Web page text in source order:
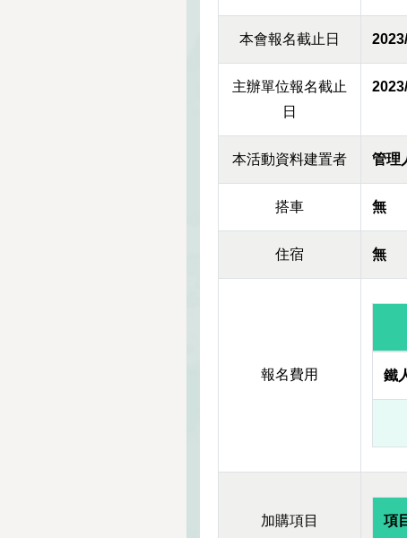
本會報名截止日
主辦單位報名截止
日
本活動資料建置者 管理
搭車 無
住宿 無
報名費用 鐵
加購項目 項